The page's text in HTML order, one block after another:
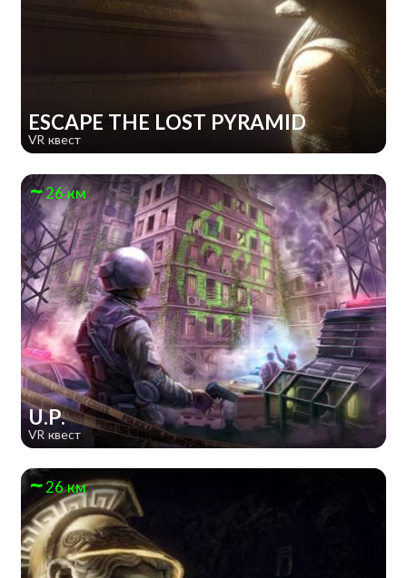
ESCAPE THE LOST PYRAMID
VR квест
26 км
U.P.
VR квест
26 км